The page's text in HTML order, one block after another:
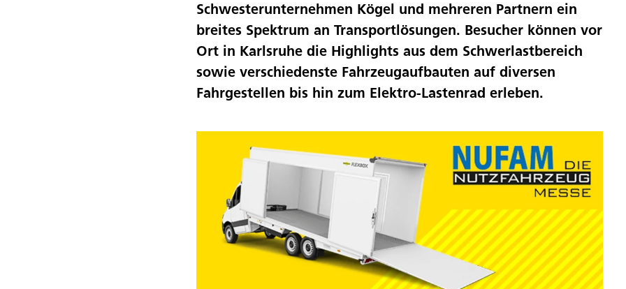
Schwesterunternehmen Kögel und mehreren Partnern ein
breites Spektrum an Transportlösungen. Besucher können vor
Ort in Karlsruhe die Highlights aus dem Schwerlastbereich
sowie verschiedenste Fahrzeugaufbauten auf diversen
Fahrgestellen bis hin zum Elektro-Lastenrad erleben.